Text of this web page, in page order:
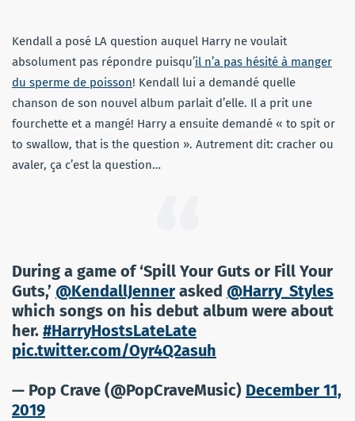
Kendall a posé LA question auquel Harry ne voulait
absolument pas répondre puisqu’il n’a pas hésité à manger
du sperme de poisson! Kendall lui a demandé quelle
chanson de son nouvel album parlait d’elle. Il a prit une
fourchette et a mangé! Harry a ensuite demandé « to spit or
to swallow, that is the question ». Autrement dit: cracher ou
avaler, ça c’est la question…
During a game of ‘Spill Your Guts or Fill Your
Guts,’ @KendallJenner asked @Harry_Styles
which songs on his debut album were about
her. #HarryHostsLateLate
pic.twitter.com/Oyr4Q2asuh
— Pop Crave (@PopCraveMusic) December 11,
2019